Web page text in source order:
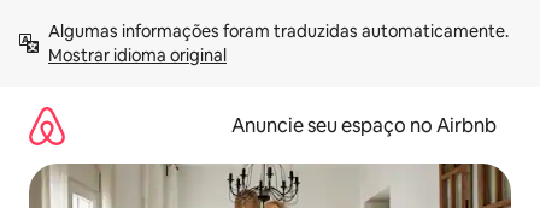
para
Mostrar idioma original
Anuncie seu espaço no Airbnb